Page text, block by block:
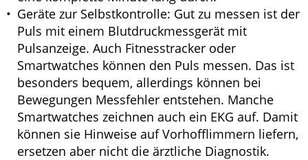
Geräte zur Selbstkontrolle: Gut zu messen ist der
Puls mit einem Blutdruckmessgerät mit
Pulsanzeige. Auch Fitnesstracker oder
Smartwatches können den Puls messen. Das ist
besonders bequem, allerdings können bei
Bewegungen Messfehler entstehen. Manche
Smartwatches zeichnen auch ein EKG auf. Damit
können sie Hinweise auf Vorhofflimmern liefern,
ersetzen aber nicht die ärztliche Diagnostik.